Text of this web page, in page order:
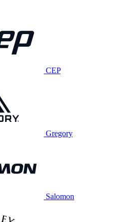
CEP
Gregory
Salomon